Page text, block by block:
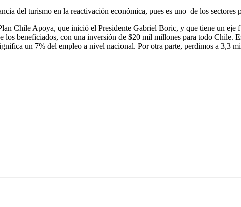
del turismo en la reactivación económica, pues es uno de los sectores
Chile Apoya, que inició el Presidente Gabriel Boric, y que tiene un
beneficiados, con una inversión de $20 mil millones para todo Chile.
un 7% del empleo a nivel nacional. Por otra parte, perdimos a 3,3